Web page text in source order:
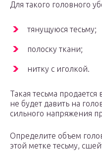
Для такого головного
тянущуюся тесьму;
полоску ткани;
нитку с иголкой.
Такая тесьма
не будет давить на
сильного напряжения
Определите объем
этой метке тесьму,